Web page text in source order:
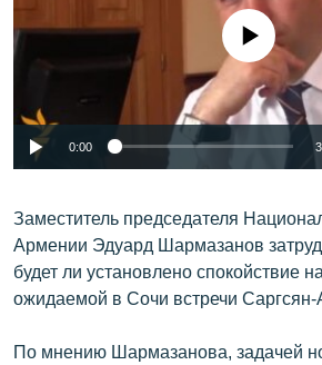
ՄՇԱԿՈՒՅԹ
ՄԵԿՆԱԲԱՆՈՒԹՅՈՒՆ
ԿՈՐՈՆԱՎԻՐՈՒՍ
ԱՐԽԻՎ
ՏԵՍԱՆՅՈՒԹԵՐ
No media source currently
0:00
Заместитель председателя
Армении Эдуард Шармазанов
будет ли установлено спокойствие
ожидаемой в Сочи встречи Саргсян-
По мнению Шармазанова, задачей